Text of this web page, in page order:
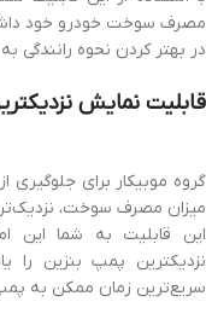
مصرف سوخت خودرو خود
در بهتر کردن نحوه
قابلیت نمایش
گروه موبیکار برای جلوگیری
میزان مصرف سوخت،
این قابلیت به شما این
نزدیکترین پمپ بنزین را
سریع‌ترین زمان ممکن به